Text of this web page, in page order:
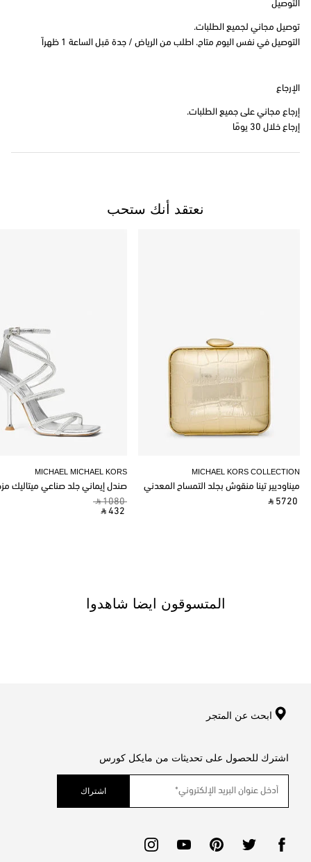
التوصيل
توصيل مجاني لجميع الطلبات.
التوصيل في نفس اليوم متاح. اطلب من الرياض / جدة قبل الساعة 1 ظهراً
الإرجاع
إرجاع مجاني على جميع الطلبات.
إرجاع خلال 30 يومًا
نعتقد أنك ستحب
MICHAEL MICHAEL KORS
صندل إيماني جلد صناعي ميتاليك
‎ ⃁ 1080 ‎
‎ ⃁ 432 ‎
MICHAEL KORS COLLECTION
ميناوديير تينا منقوش بجلد التمساح المعدني
‎ ⃁ 5720 ‎
المتسوقون ايضا شاهدوا
ابحث عن المتجر
اشترك للحصول على تحديثات من مايكل كورس
اشتراك